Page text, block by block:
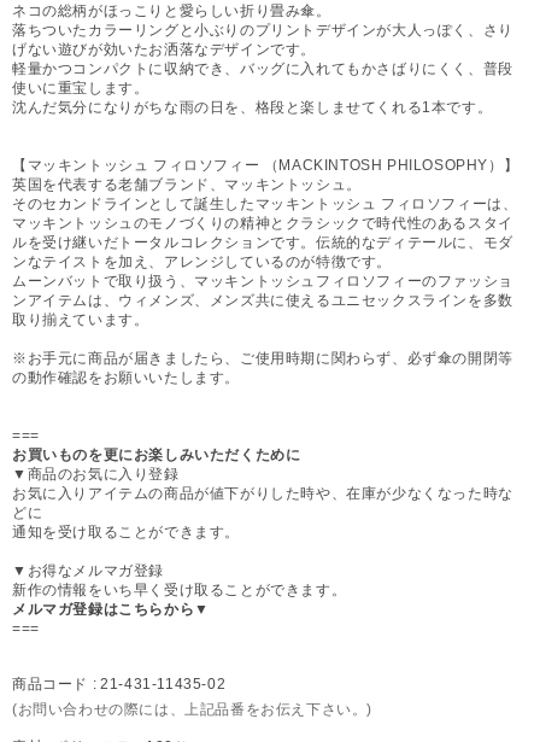
ネコの総柄がほっこりと愛らしい折り畳み傘。
落ちついたカラーリングと小ぶりのプリントデザインが大人っぽく、さり
げない遊びが効いたお洒落なデザインです。
軽量かつコンパクトに収納でき、バッグに入れてもかさばりにくく、普段
使いに重宝します。
沈んだ気分になりがちな雨の日を、格段と楽しませてくれる1本です。
【マッキントッシュ フィロソフィー （MACKINTOSH PHILOSOPHY）】
英国を代表する老舗ブランド、マッキントッシュ。
そのセカンドラインとして誕生したマッキントッシュ フィロソフィーは、
マッキントッシュのモノづくりの精神とクラシックで時代性のあるスタイ
ルを受け継いだトータルコレクションです。伝統的なディテールに、モダ
ンなテイストを加え、アレンジしているのが特徴です。
ムーンバットで取り扱う、マッキントッシュフィロソフィーのファッショ
ンアイテムは、ウィメンズ、メンズ共に使えるユニセックスラインを多数
取り揃えています。
※お手元に商品が届きましたら、ご使用時期に関わらず、必ず傘の開閉等
の動作確認をお願いいたします。
===
お買いものを更にお楽しみいただくために
▼商品のお気に入り登録
お気に入りアイテムの商品が値下がりした時や、在庫が少なくなった時な
どに
通知を受け取ることができます。
▼お得なメルマガ登録
新作の情報をいち早く受け取ることができます。
メルマガ登録はこちらから▼
===
商品コード : 21-431-11435-02
(お問い合わせの際には、上記品番をお伝え下さい。)